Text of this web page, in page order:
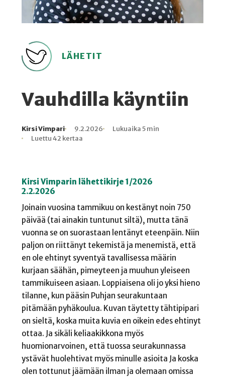
LÄHETIT
Vauhdilla käyntiin
Kirjoittaja
Kirsi Vimpari
Julkaistu
9.2.2026
Lukuaika
Lukuaika 5 min
Lukukertoja
Luettu 42 kertaa
Kirsi Vimparin lähettikirje 1/2026
2.2.2026
Joinain vuosina tammikuu on kestänyt noin 750
päivää (tai ainakin tuntunut siltä), mutta tänä
vuonna se on suorastaan lentänyt eteenpäin. Niin
paljon on riittänyt tekemistä ja menemistä, että
en ole ehtinyt syventyä tavallisessa määrin
kurjaan säähän, pimeyteen ja muuhun yleiseen
tammikuiseen asiaan. Loppiaisena oli jo yksi hieno
tilanne, kun pääsin Puhjan seurakuntaan
pitämään pyhäkoulua. Kuvan täytetty tähtipipari
on sieltä, koska muita kuvia en oikein edes ehtinyt
ottaa. Ja sikäli keliaakikkona myös
huomionarvoinen, että tuossa seurakunnassa
ystävät huolehtivat myös minulle asioita Ja koska
olen tottunut jäämään ilman ja olemaan omissa